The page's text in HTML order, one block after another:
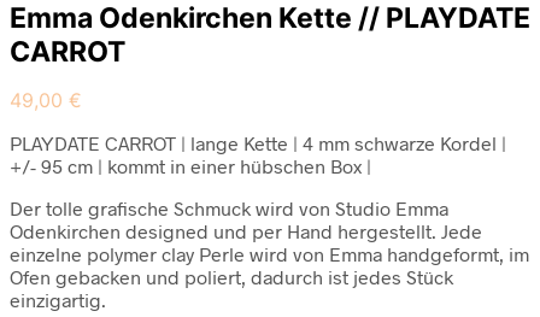
Emma Odenkirchen Kette // PLAYDATE
CARROT
49,00 €
PLAYDATE CARROT | lange Kette | 4 mm schwarze Kordel |
+/- 95 cm | kommt in einer hübschen Box |
Der tolle grafische Schmuck wird von Studio Emma
Odenkirchen designed und per Hand hergestellt. Jede
einzelne polymer clay Perle wird von Emma handgeformt, im
Ofen gebacken und poliert, dadurch ist jedes Stück
einzigartig.